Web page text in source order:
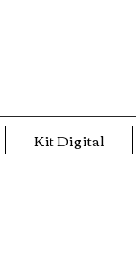
Kit Digital